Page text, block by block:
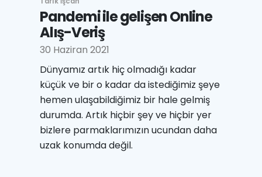
Pandemi ile gelişen Online
Alış-Veriş
30 Haziran 2021
Dünyamız artık hiç olmadığı kadar
küçük ve bir o kadar da istediğimiz şeye
hemen ulaşabildiğimiz bir hale gelmiş
durumda. Artık hiçbir şey ve hiçbir yer
bizlere parmaklarımızın ucundan daha
uzak konumda değil.